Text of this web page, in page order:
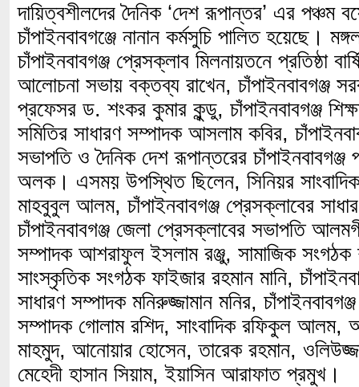
দায়িত্বশীলদের দৈনিক ‘দেশ রূপান্তর’ এর পঞ্চম
চাঁপাইনবাবগঞ্জে নানান কর্মসুচি পালিত হয়েছে।
চাঁপাইনবাবগঞ্জ প্রেসক্লাব মিলনায়তনে প্রতিষ্ঠা
আলোচনা সভায় বক্তব্য রাখেন, চাঁপাইনবাবগঞ্জ
প্রফেসর ড. শংকর কুমার কুন্ডু, চাঁপাইনবাবগঞ্জ
সমিতির সাধারণ সম্পাদক আসলাম কবির,
সভাপতি ও দৈনিক দেশ রূপান্তরের চাঁপাইনবাবগঞ্জ
অলক। এসময় উপস্থিত ছিলেন, সিনিয়র
মাহবুবুল আলম, চাঁপাইনবাবগঞ্জ প্রেসক্লাবের
চাঁপাইনবাবগঞ্জ জেলা প্রেসক্লাবের সভাপতি
সম্পাদক আশরাফুল ইসলাম রঞ্জু, সামাজিক
সাংস্কৃতিক সংগঠক ফাইজার রহমান মানি,
সাধারণ সম্পাদক মনিরুজ্জামান মনির,
সম্পাদক গোলাম রশিদ, সাংবাদিক রফিকুল
মাহমুদ, আনোয়ার হোসেন, তারেক রহমান,
মেহেদী হাসান সিয়াম, ইয়াসিন আরাফাত প্রমুখ।